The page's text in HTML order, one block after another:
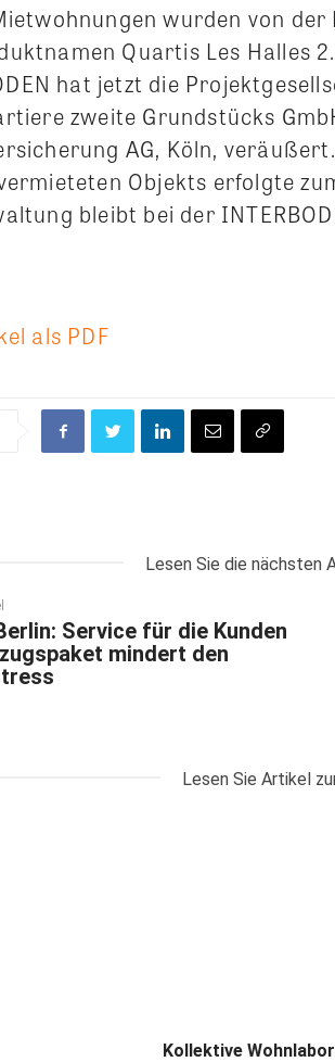
wurden von
Quartis Les Halles
hat jetzt die
zweite Grundstücks
AG, Köln,
Objekts erfolgte
bleibt bei der
als PDF
Lesen Sie die nächsten
Service für die Kunden
mindert den
Lesen Sie Artikel
Kollektive